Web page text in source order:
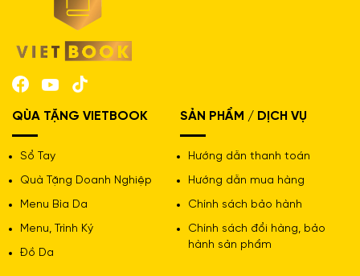
QÙA TẶNG VIETBOOK
Sổ Tay
Quà Tặng Doanh Nghiệp
Menu Bìa Da
Menu, Trình Ký
Đồ Da
SẢN PHẨM / DỊCH VỤ
Hướng dẫn thanh toán
Hướng dẫn mua hàng
Chính sách bảo hành
Chính sách đổi hàng, bảo
hành sản phẩm